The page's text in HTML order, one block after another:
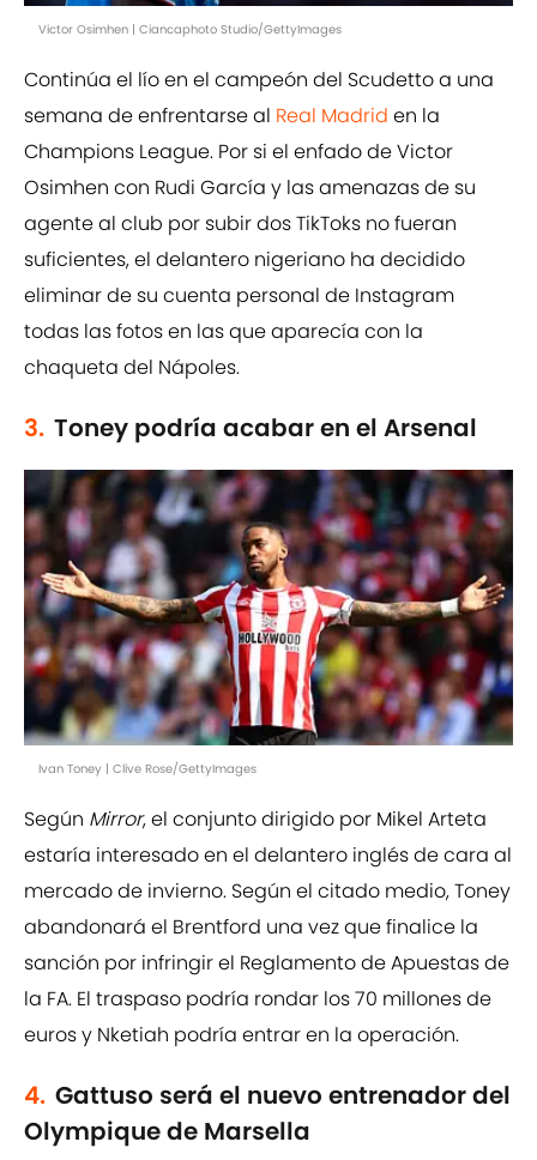
Victor Osimhen | Ciancaphoto Studio/GettyImages
Continúa el lío en el campeón del Scudetto a una
semana de enfrentarse al Real Madrid en la
Champions League. Por si el enfado de Victor
Osimhen con Rudi García y las amenazas de su
agente al club por subir dos TikToks no fueran
suficientes, el delantero nigeriano ha decidido
eliminar de su cuenta personal de Instagram
todas las fotos en las que aparecía con la
chaqueta del Nápoles.
3. Toney podría acabar en el Arsenal
Ivan Toney | Clive Rose/GettyImages
Según Mirror, el conjunto dirigido por Mikel Arteta
estaría interesado en el delantero inglés de cara al
mercado de invierno. Según el citado medio, Toney
abandonará el Brentford una vez que finalice la
sanción por infringir el Reglamento de Apuestas de
la FA. El traspaso podría rondar los 70 millones de
euros y Nketiah podría entrar en la operación.
4. Gattuso será el nuevo entrenador del
Olympique de Marsella